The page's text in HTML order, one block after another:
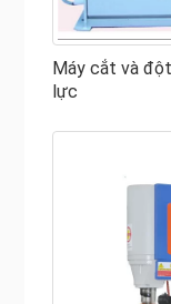
Máy gia công sắt
công sắt đa năng
và phục vụ cho
điện, cầu, ô tô,
các nhà máy gia
An toàn & Bảo
Cách điện và đất
Máy cắt và
lực